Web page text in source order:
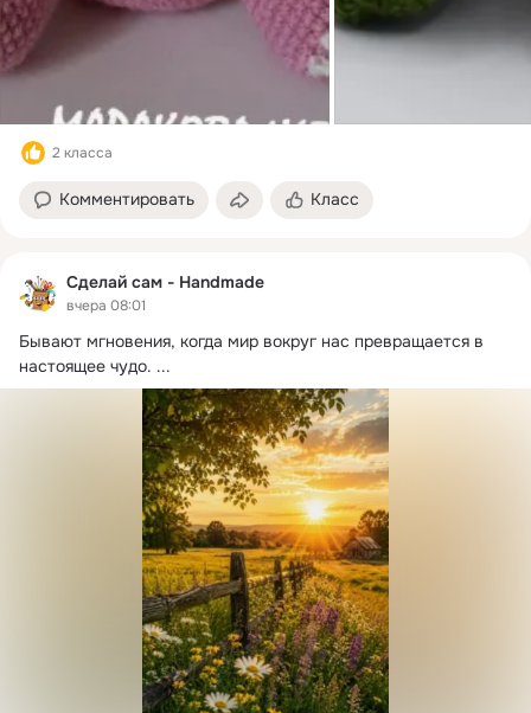
2 класса
Комментировать Класс
Сделай сам - Handmade
вчера 08:01
Бывают мгновения, когда мир вокруг нас превращается в
настоящее чудо. ...